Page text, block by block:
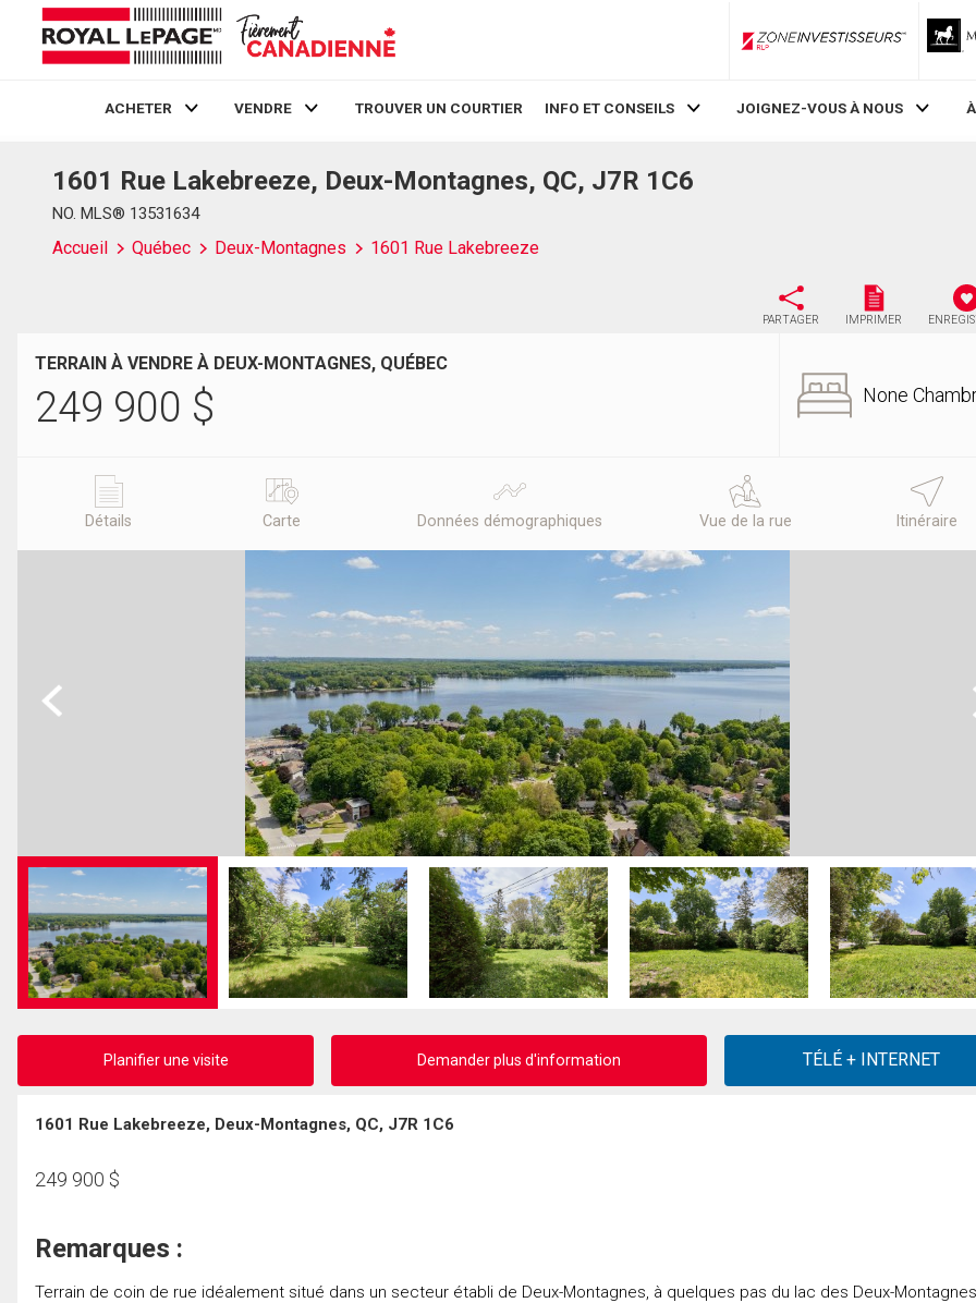
ZoneInvestisseurs RLP
ACHETER VENDRE TROUVER UN COURTIER INFO ET CONSEILS JOIGNEZ-VOUS À NOUS
1601 Rue Lakebreeze, Deux-Montagnes, QC, J7R 1C6
NO. MLS® 13531634
Accueil Québec Deux-Montagnes 1601 Rue Lakebreeze
PARTAGER IMPRIMER
TERRAIN À VENDRE À DEUX-MONTAGNES, QUÉBEC
249 900 $ None
Détails Carte Données démographiques Vue de la rue Itinéraire
Previous
Planifier une visite Demander plus d'information
1601 Rue Lakebreeze, Deux-Montagnes, QC, J7R 1C6
249 900 $
Remarques :
Terrain de coin de rue idéalement situé dans un secteur établi de Deux-Montagnes, à quelques pas du lac des Deux-Montagnes.